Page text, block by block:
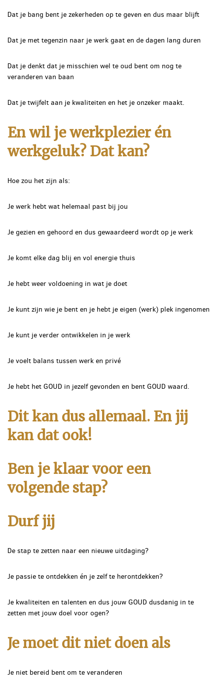
Dat je bang bent je zekerheden op te geven en dus maar blijft
Dat je met tegenzin naar je werk gaat en de dagen lang duren
Dat je denkt dat je misschien wel te oud bent om nog te
veranderen van baan
Dat je twijfelt aan je kwaliteiten en het je onzeker maakt.
En wil je werkplezier én
werkgeluk? Dat kan?
Hoe zou het zijn als:
Je werk hebt wat helemaal past bij jou
Je gezien en gehoord en dus gewaardeerd wordt op je werk
Je komt elke dag blij en vol energie thuis
Je hebt weer voldoening in wat je doet
Je kunt zijn wie je bent en je hebt je eigen (werk) plek ingenomen
Je kunt je verder ontwikkelen in je werk
Je voelt balans tussen werk en privé
Je hebt het GOUD in jezelf gevonden en bent GOUD waard.
Dit kan dus allemaal. En jij
kan dat ook!
Ben je klaar voor een
volgende stap?
Durf jij
De stap te zetten naar een nieuwe uitdaging?
Je passie te ontdekken én je zelf te herontdekken?
Je kwaliteiten en talenten en dus jouw GOUD dusdanig in te
zetten met jouw doel voor ogen?
Je moet dit niet doen als
Je niet bereid bent om te veranderen